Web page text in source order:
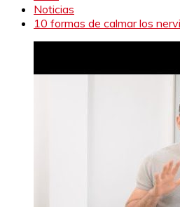
Noticias
10 formas de calmar los